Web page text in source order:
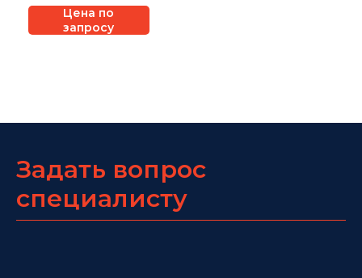
Цена по
запросу
Задать вопрос
специалисту